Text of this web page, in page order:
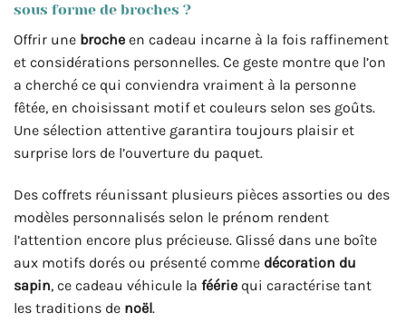
sous forme de broches ?
Offrir une broche en cadeau incarne à la fois raffinement
et considérations personnelles. Ce geste montre que l’on
a cherché ce qui conviendra vraiment à la personne
fêtée, en choisissant motif et couleurs selon ses goûts.
Une sélection attentive garantira toujours plaisir et
surprise lors de l’ouverture du paquet.
Des coffrets réunissant plusieurs pièces assorties ou des
modèles personnalisés selon le prénom rendent
l’attention encore plus précieuse. Glissé dans une boîte
aux motifs dorés ou présenté comme décoration du
sapin, ce cadeau véhicule la féérie qui caractérise tant
les traditions de noël.